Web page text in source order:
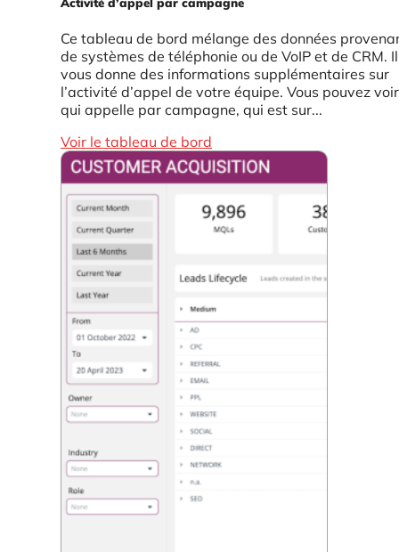
Ce tableau de bord mélange des données
de systèmes de téléphonie ou de VoIP et de CRM. Il
vous donne des informations supplémentaires sur
l’activité d’appel de votre équipe. Vous pouvez voir
qui appelle par campagne, qui est sur...
Voir le tableau de bord